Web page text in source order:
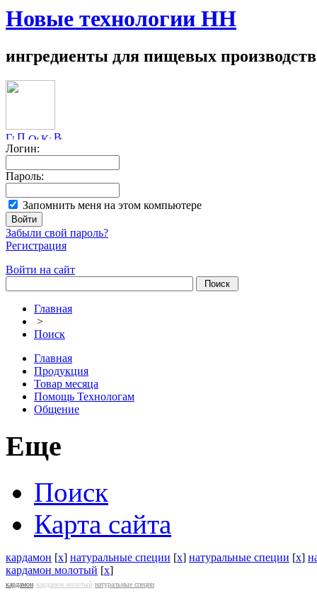
Новые технологии НН
ингредиенты для пищевых производств
Логин:
Пароль:
Запомнить меня на этом компьютере
Забыли свой пароль?
Регистрация
Войти на сайт
Главная
>
Поиск
Главная
Продукция
Товар месяца
Помощь Технологам
Общение
Еще
Поиск
Карта сайта
кардамон [x] натуральные специи [x] натуральные специи [x]
кардамон молотый [x]
кардамон кардамон молотый натуральные специи